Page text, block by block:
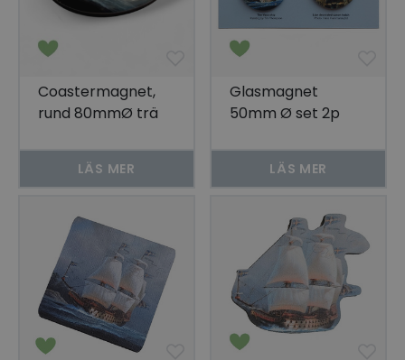
Coastermagnet,
rund 80mmØ trä
LÄS MER
Glasmagnet
50mm Ø set 2p
LÄS MER